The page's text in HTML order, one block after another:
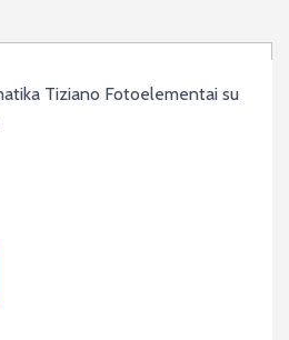
Tiziano Fotoelementai su